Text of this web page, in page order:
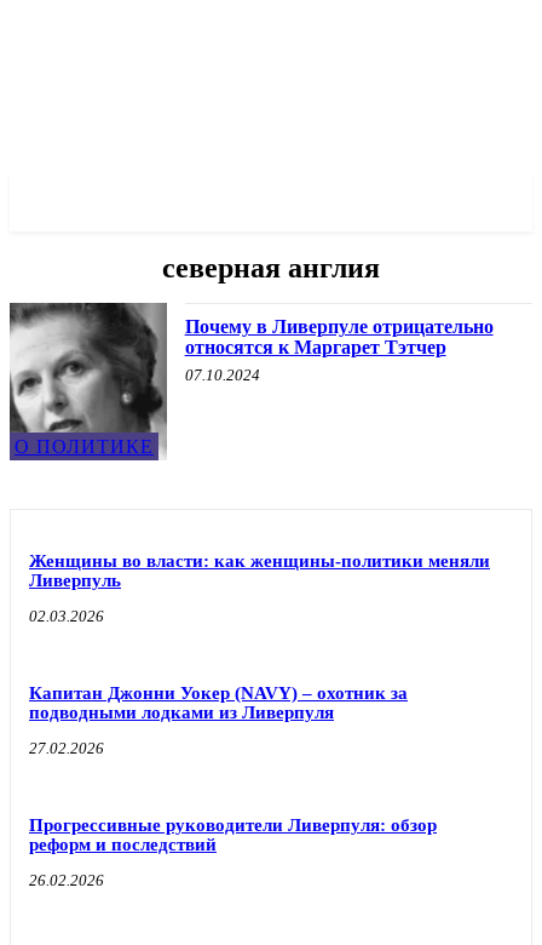
северная англия
О ПОЛИТИКЕ
Почему в Ливерпуле отрицательно
относятся к Маргарет Тэтчер
07.10.2024
Женщины во власти: как женщины-политики меняли
Ливерпуль
02.03.2026
Капитан Джонни Уокер (NAVY) – охотник за
подводными лодками из Ливерпуля
27.02.2026
Прогрессивные руководители Ливерпуля: обзор
реформ и последствий
26.02.2026